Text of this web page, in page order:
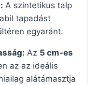
A szintetikus talp
tapadást
egyaránt.
Az 5 cm-es
az az ideális
alátámasztja